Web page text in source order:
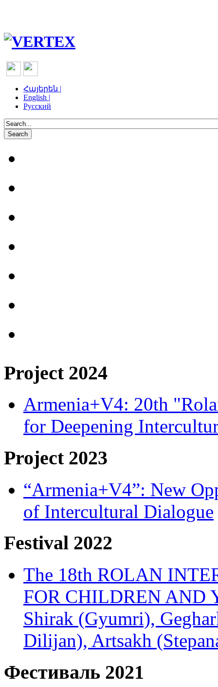
Հայերեն |
English |
Русский
Project 2024
Armenia+V4: 20th
for Deepening
Project 2023
“Armenia+V4”: New
of Intercultural Dialogue
Festival 2022
The 18th ROLAN
FOR CHILDREN AND
Shirak (Gyumri),
Dilijan), Artsakh
Фестиваль 2021